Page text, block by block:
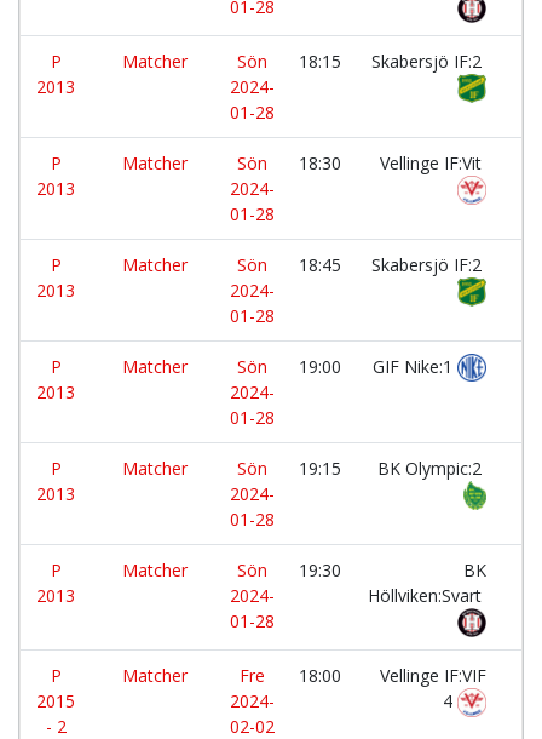
01-28
P
2013
Matcher
Sön
2024-
01-28
18:15 Skabersjö IF:2
P
2013
Matcher
Sön
2024-
01-28
18:30 Vellinge IF:Vit
P
2013
Matcher
Sön
2024-
01-28
18:45 Skabersjö IF:2
P
2013
Matcher
Sön
2024-
01-28
19:00 GIF Nike:1
P
2013
Matcher
Sön
2024-
01-28
19:15 BK Olympic:2
P
2013
Matcher
Sön
2024-
01-28
19:30
BK
Höllviken:Svart
P
2015
- 2
Matcher
Fre
2024-
02-02
18:00
Vellinge IF:VIF
4